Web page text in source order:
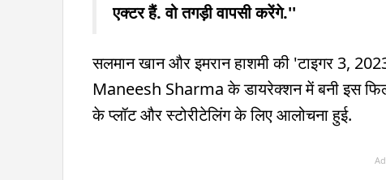
एक्टर हैं. वो तगड़ी वापसी करेंगे.''
सलमान खान और इमरान हाशमी की 'टाइगर 3,
Maneesh Sharma के डायरेक्शन में बनी इस
के प्लॉट और स्टोरीटेलिंग के लिए आलोचना हुई.